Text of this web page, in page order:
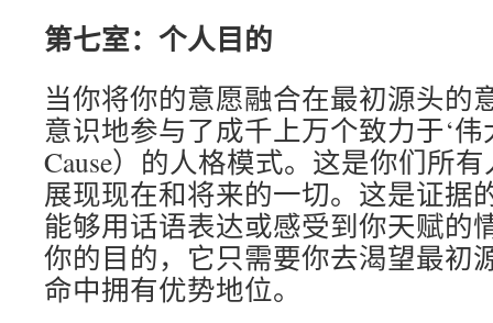
第七室：个人目的
当你将你的意愿融合在最初源头的
意识地参与了成千上万个致力于‘伟
Cause）的人格模式。这是你们所
展现现在和将来的一切。这是证据
能够用话语表达或感受到你天赋的
你的目的，它只需要你去渴望最初
命中拥有优势地位。